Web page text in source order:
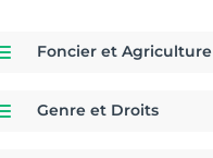
Foncier et Agriculture
Genre et Droits